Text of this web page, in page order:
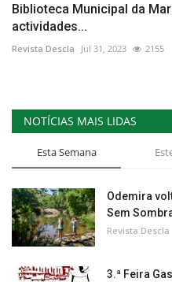
Biblioteca Municipal da
actividades...
Revista Descla Jul 31, 2023 2155
NOTÍCIAS MAIS LIDAS
Esta Semana
Odemira
Sem
Revista Descla
3.ª Feira